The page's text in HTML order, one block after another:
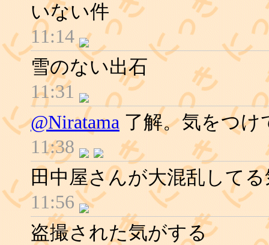
いない件
11:14
雪のない出石
11:31
@Niratama 了解。気をつけ
11:38
田中屋さんが大混乱して
11:56
盗撮された気がする